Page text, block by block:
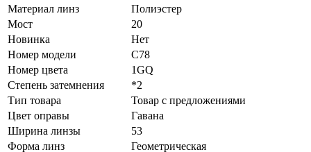
Материал линз
Полиэстер
Мост
20
Новинка
Нет
Номер модели
C78
Номер цвета
1GQ
Степень затемнения
*2
Тип товара
Товар с предложениями
Цвет оправы
Гавана
Ширина линзы
53
Форма линз
Геометрическая